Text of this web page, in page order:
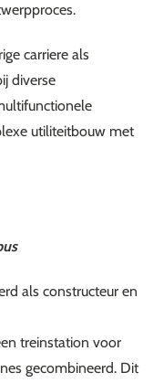
carriere als
diverse
utiliteitbouw met
als constructeur en
treinstation voor
gecombineerd. Dit